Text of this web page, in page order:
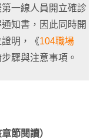
一線人員開立確診
知書，因此同時開
明，《104職場
驟與注意事項。
節閱讀）